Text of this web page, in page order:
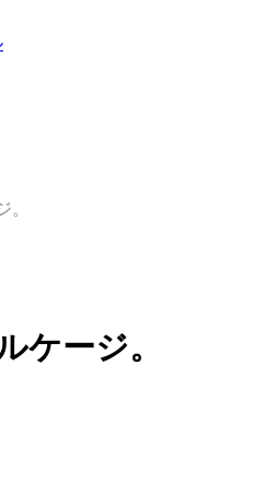
。
ケージ。